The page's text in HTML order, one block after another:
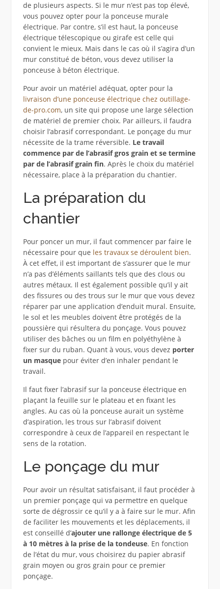
de plusieurs aspects. Si le mur n’est pas top élevé,
vous pouvez opter pour la ponceuse murale
électrique. Par contre, s’il est haut, la ponceuse
électrique télescopique ou girafe est celle qui
convient le mieux. Mais dans le cas où il s’agira d’un
mur constitué de béton, vous devez utiliser la
ponceuse à béton électrique.
Pour avoir un matériel adéquat, opter pour la
livraison d’une ponceuse électrique chez outillage-
de-pro.com, un site qui propose une large sélection
de matériel de premier choix. Par ailleurs, il faudra
choisir l’abrasif correspondant. Le ponçage du mur
nécessite de la trame réversible. Le travail
commence par de l’abrasif gros grain et se termine
par de l’abrasif grain fin. Après le choix du matériel
nécessaire, place à la préparation du chantier.
La préparation du
chantier
Pour poncer un mur, il faut commencer par faire le
nécessaire pour que les travaux se déroulent bien.
À cet effet, il est important de s’assurer que le mur
n’a pas d’éléments saillants tels que des clous ou
autres métaux. Il est également possible qu’il y ait
des fissures ou des trous sur le mur que vous devez
réparer par une application d’enduit mural. Ensuite,
le sol et les meubles doivent être protégés de la
poussière qui résultera du ponçage. Vous pouvez
utiliser des bâches ou un film en polyéthylène à
fixer sur du ruban. Quant à vous, vous devez porter
un masquepour éviter d’en inhaler pendant le
travail.
Il faut fixer l’abrasif sur la ponceuse électrique en
plaçant la feuille sur le plateau et en fixant les
angles. Au cas où la ponceuse aurait un système
d’aspiration, les trous sur l’abrasif doivent
correspondre à ceux de l’appareil en respectant le
sens de la rotation.
Le ponçage du mur
Pour avoir un résultat satisfaisant, il faut procéder à
un premier ponçage qui va permettre en quelque
sorte de dégrossir ce qu’il y a à faire sur le mur. Afin
de faciliter les mouvements et les déplacements, il
est conseillé d’ajouter une rallonge électrique de 5
à 10 mètres à la prise de la tondeuse. En fonction
de l’état du mur, vous choisirez du papier abrasif
grain moyen ou gros grain pour ce premier
ponçage.